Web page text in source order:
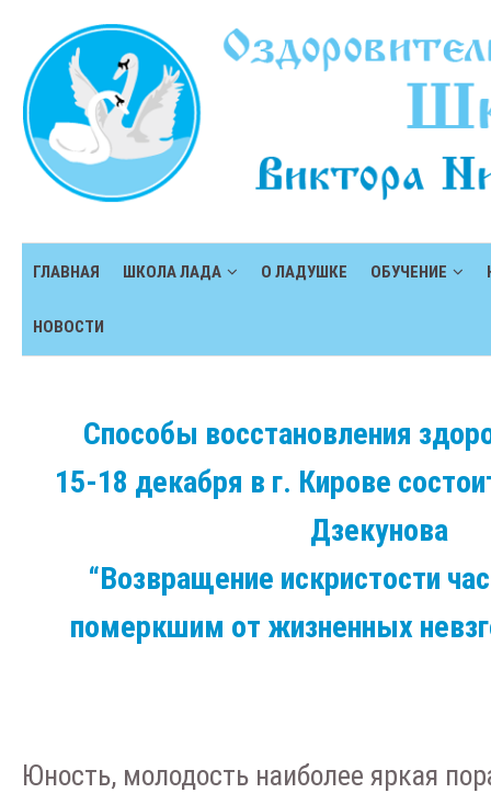
ГЛАВНАЯ ШКОЛА ЛАДА О ЛАДУШКЕ ОБУЧЕНИЕ
НОВОСТИ
Способы восстановления
15-18 декабря в г. Кирове
Дзекунова
“Возвращение искристости
померкшим от жизненных
Юность, молодость наиболее яркая